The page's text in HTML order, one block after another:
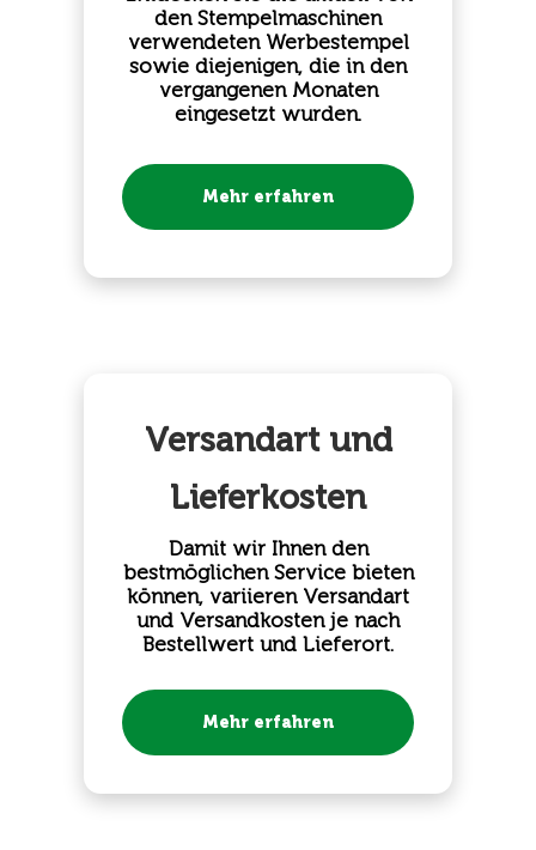
den Stempelmaschinen
verwendeten Werbestempel
sowie diejenigen, die in den
vergangenen Monaten
eingesetzt wurden.
Mehr erfahren
Versandart und
Lieferkosten
Damit wir Ihnen den
bestmöglichen Service bieten
können, variieren Versandart
und Versandkosten je nach
Bestellwert und Lieferort.
Mehr erfahren